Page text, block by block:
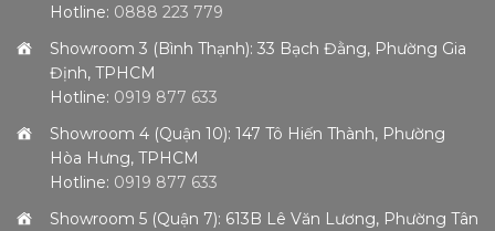
Hotline: 0888 223 779
Showroom 3 (Bình Thạnh): 33 Bạch Đằng, Phường Gia
Định, TPHCM
Hotline: 0919 877 633
Showroom 4 (Quận 10): 147 Tô Hiến Thành, Phường
Hòa Hưng, TPHCM
Hotline: 0919 877 633
Showroom 5 (Quận 7): 613B Lê Văn Lương, Phường Tân